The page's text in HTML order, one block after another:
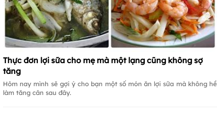
Thực đơn lợi sữa cho mẹ mà một lạng cũng không sợ
tăng
Hôm nay mình sẽ gợi ý cho bạn một số món ăn lợi sữa mà không hề
làm tăng cân sau đây.